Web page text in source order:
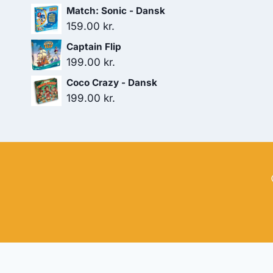
Match: Sonic - Dansk
159.00 kr.
Captain Flip
199.00 kr.
Coco Crazy - Dansk
199.00 kr.